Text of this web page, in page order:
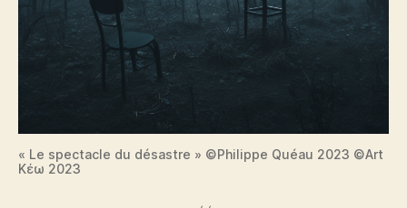
« Le spectacle du désastre » ©Philippe Quéau 2023 ©Art
Κέω 2023